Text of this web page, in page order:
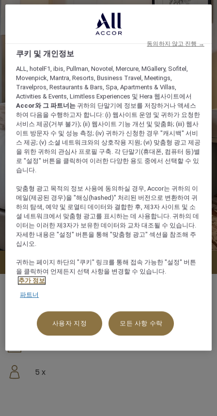
지금 예약
154 m²
5 x
쿠키 및 개인정보
ALL, hotelF1, ibis, Pullman, Novotel, Mercure, MGallery, Sofitel,
Movenpick, Mantra, Resorts, Business Travel, Meetings,
Travelpros, Restaurants & Bars, Spa, Apartments & Villas,
Activities & Events, Limitless Experiences 및 Hera 웹사이트에서
Accor와 그 파트너는 귀하의 단말기에 정보를 저장하거나 액세스
하여 다음을 수행하고자 합니다: (i) 웹사이트 운영 및 귀하가 요청한
서비스 제공(거부 불가); (ii) 웹사이트 기능 개선 및 맞춤화; (iii) 웹사
이트 방문자 수 및 성능 측정; (iv) 귀하가 신청한 경우 "캐시백" 서비
스 제공; (v) 소셜 네트워크와의 상호작용 지원; (vi) 맞춤형 광고 제공
을 위한 귀하의 관심사 프로필 구축. 각 단말기(휴대폰, 컴퓨터 등)별
로 "설정" 버튼을 클릭하여 이러한 다양한 용도 중에서 선택할 수 있
습니다.
맞춤형 광고 목적의 정보 사용에 동의하실 경우, Accor는 귀하의 이
메일(제공된 경우)을 "해싱(hashed)" 처리된 버전으로 변환하여 귀
하의 탐색, 예약 및 로열티 데이터와 결합한 후, 제3자 사이트 및 소
셜 네트워크에서 맞춤형 광고를 표시하는 데 사용합니다. 귀하의 데
이터는 이러한 제3자가 보유한 데이터와 교차 대조될 수 있습니다.
자세한 내용은 "설정" 버튼을 통해 "맞춤형 광고" 섹션을 참조해 주
십시오.
귀하는 페이지 하단의 "쿠키" 링크를 통해 접속 가능한 "설정" 버튼
을 클릭하여 언제든지 선택 사항을 변경할 수 있습니다.
추가 정보
파트너
사용자 지정 모든 사항 수락
동의하지 않고 진행 →